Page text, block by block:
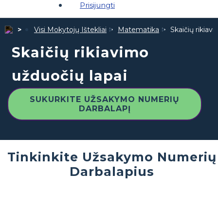
Prisijungti
Visi Mokytojų Ištekliai Matematika Skaičių
Skaičių rikiavimo
užduočių lapai
SUKURKITE UŽSAKYMO NUMERIŲ
DARBALAPĮ
Tinkinkite Užsakymo Numerių
Darbalapius